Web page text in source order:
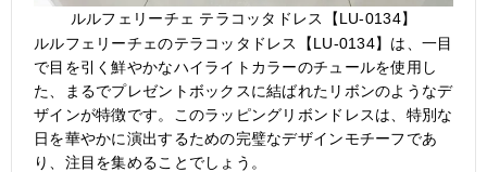
ルルフェリーチェ テラコッタドレス【LU-0134】
ルルフェリーチェのテラコッタドレス【LU-0134】は、一目
で目を引く鮮やかなハイライトカラーのチュールを使用し
た、まるでプレゼントボックスに結ばれたリボンのようなデ
ザインが特徴です。このラッピングリボンドレスは、特別な
日を華やかに演出するための完璧なデザインモチーフであ
り、注目を集めることでしょう。